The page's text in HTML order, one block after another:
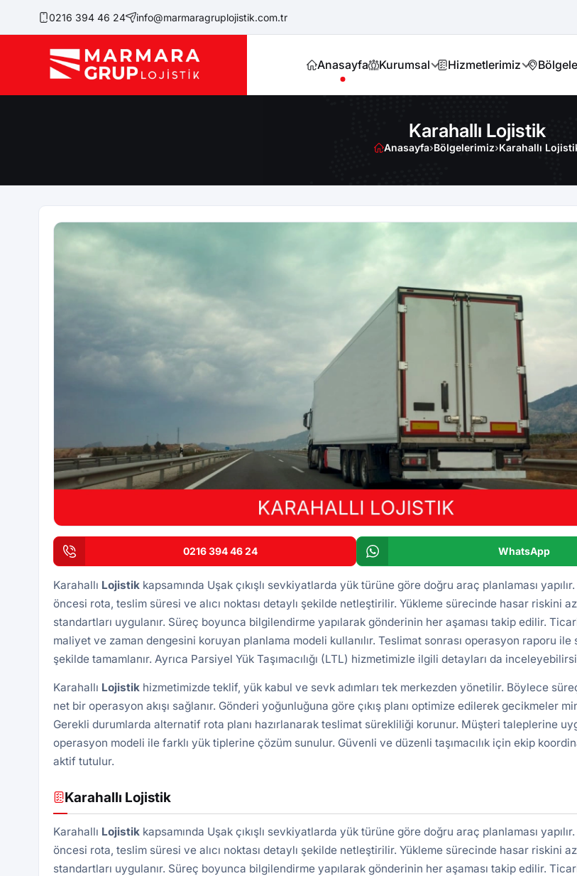
0216 394 46 24 info@marmaragruplojistik.com.tr
Anasayfa Kurumsal Hizmetlerimiz
Karahallı Lojistik
Anasayfa›Bölgelerimiz›Karahallı
0216 394 46 24 WhatsApp
Karahallı Lojistikkapsamında Uşak çıkışlı sevkiyatlarda yük türüne göre doğru araç planlaması
öncesi rota, teslim süresi ve alıcı noktası detaylı şekilde netleştirilir. Yükleme sürecinde hasar riskini
standartları uygulanır. Süreç boyunca bilgilendirme yapılarak gönderinin her aşaması takip edilir.
maliyet ve zaman dengesini koruyan planlama modeli kullanılır. Teslimat sonrası operasyon raporu
şekilde tamamlanır. Ayrıca Parsiyel Yük Taşımacılığı (LTL) hizmetimizle ilgili detayları da
Karahallı Lojistikhizmetimizde teklif, yük kabul ve sevk adımları tek merkezden yönetilir. Böylece
net bir operasyon akışı sağlanır. Gönderi yoğunluğuna göre çıkış planı optimize edilerek gecikmeler
Gerekli durumlarda alternatif rota planı hazırlanarak teslimat sürekliliği korunur. Müşteri taleplerine
operasyon modeli ile farklı yük tiplerine çözüm sunulur. Güvenli ve düzenli taşımacılık için ekip
aktif tutulur.
Karahallı Lojistik
Karahallı Lojistikkapsamında Uşak çıkışlı sevkiyatlarda yük türüne göre doğru araç planlaması
öncesi rota, teslim süresi ve alıcı noktası detaylı şekilde netleştirilir. Yükleme sürecinde hasar riskini
standartları uygulanır. Süreç boyunca bilgilendirme yapılarak gönderinin her aşaması takip edilir.